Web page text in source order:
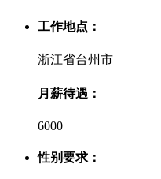
工作地点：
浙江省台州市
月薪待遇：
6000
性别要求：